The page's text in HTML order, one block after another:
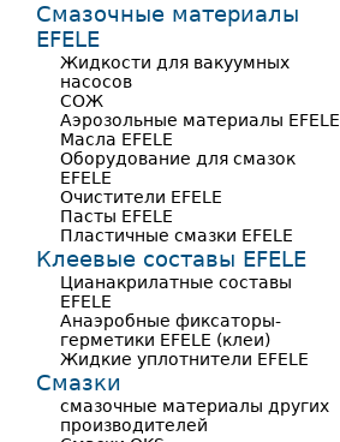
Смазочные материалы
EFELE
Жидкости для вакуумных
насосов
СОЖ
Аэрозольные материалы EFELE
Масла EFELE
Оборудование для смазок
EFELE
Очистители EFELE
Пасты EFELE
Пластичные смазки EFELE
Клеевые составы EFELE
Цианакрилатные составы
EFELE
Анаэробные фиксаторы-
герметики EFELE (клеи)
Жидкие уплотнители EFELE
Смазки
смазочные материалы других
производителей